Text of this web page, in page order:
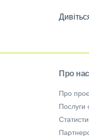
Про нас
Про
Послуги